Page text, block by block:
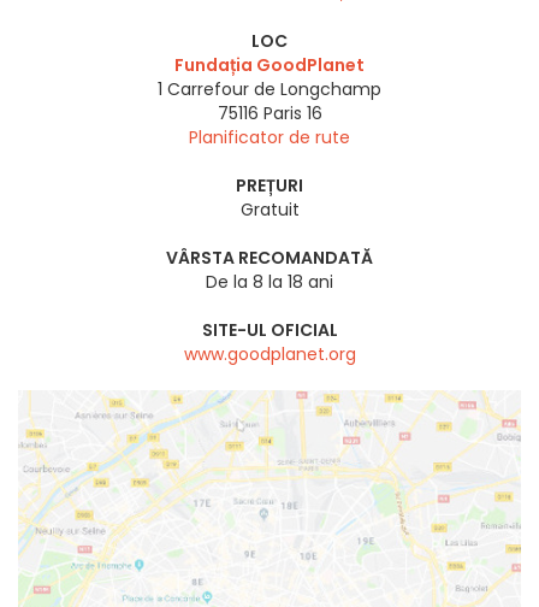
LOC
Fundația GoodPlanet
1 Carrefour de Longchamp
75116 Paris 16
Planificator de rute
PREȚURI
Gratuit
VÂRSTA RECOMANDATĂ
De la 8 la 18 ani
SITE-UL OFICIAL
www.goodplanet.org